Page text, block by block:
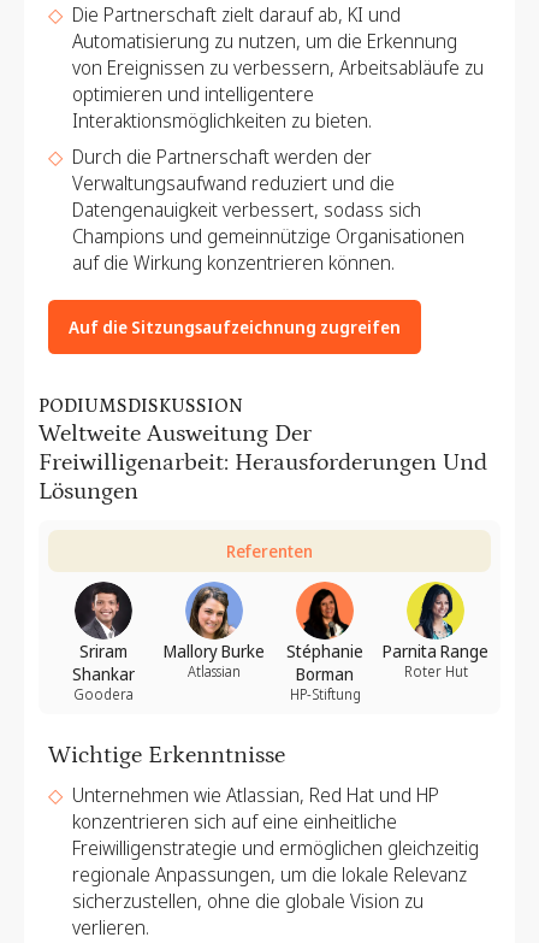
Die Partnerschaft zielt darauf ab, KI und
Automatisierung zu nutzen, um die Erkennung
von Ereignissen zu verbessern, Arbeitsabläufe zu
optimieren und intelligentere
Interaktionsmöglichkeiten zu bieten.
Durch die Partnerschaft werden der
Verwaltungsaufwand reduziert und die
Datengenauigkeit verbessert, sodass sich
Champions und gemeinnützige Organisationen
auf die Wirkung konzentrieren können.
Auf die Sitzungsaufzeichnung zugreifen
PODIUMSDISKUSSION
Weltweite Ausweitung Der
Freiwilligenarbeit: Herausforderungen Und
Lösungen
Referenten
Sriram
Shankar
Goodera
Mallory Burke
Atlassian
Stéphanie
Borman
HP-Stiftung
Parnita Range
Roter Hut
Wichtige Erkenntnisse
Unternehmen wie Atlassian, Red Hat und HP
konzentrieren sich auf eine einheitliche
Freiwilligenstrategie und ermöglichen gleichzeitig
regionale Anpassungen, um die lokale Relevanz
sicherzustellen, ohne die globale Vision zu
verlieren.